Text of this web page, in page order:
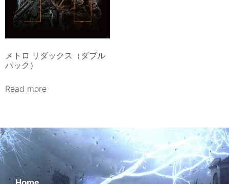
メトロ リダックス（ダブル
パック）
Read more